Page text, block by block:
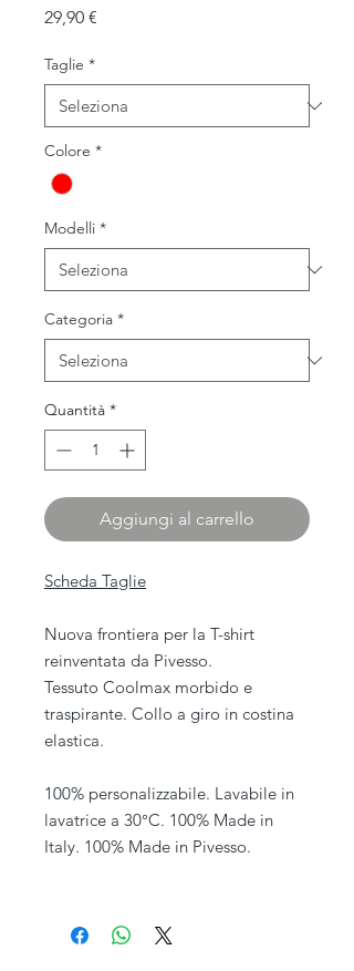
29,90 €
Taglie *
Colore *
Modelli *
Categoria *
Quantità *
Aggiungi al carrello
Scheda Taglie
Nuova frontiera per la T-shirt
reinventata da Pivesso.
Tessuto Coolmax morbido e
traspirante. Collo a giro in costina
elastica.
100% personalizzabile. Lavabile in
lavatrice a 30°C. 100% Made in
Italy. 100% Made in Pivesso.